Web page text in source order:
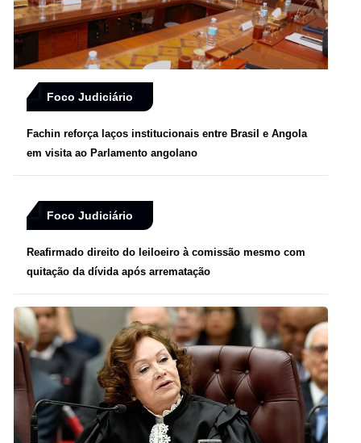
Foco Judiciário
Fachin reforça laços institucionais entre Brasil e Angola
em visita ao Parlamento angolano
Foco Judiciário
Reafirmado direito do leiloeiro à comissão mesmo com
quitação da dívida após arrematação